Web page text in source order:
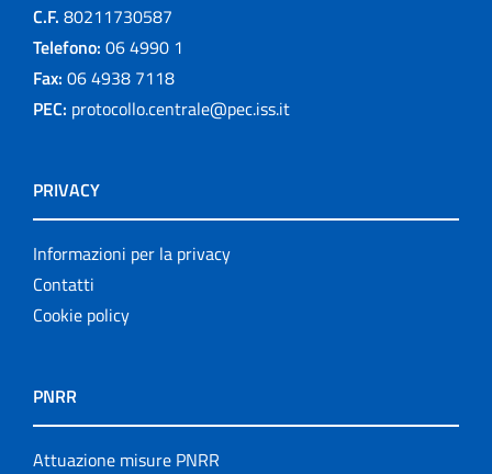
C.F. 80211730587
Telefono: 06 4990 1
Fax: 06 4938 7118
PEC: protocollo.centrale@pec.iss.it
PRIVACY
Informazioni per la privacy
Contatti
Cookie policy
PNRR
Attuazione misure PNRR